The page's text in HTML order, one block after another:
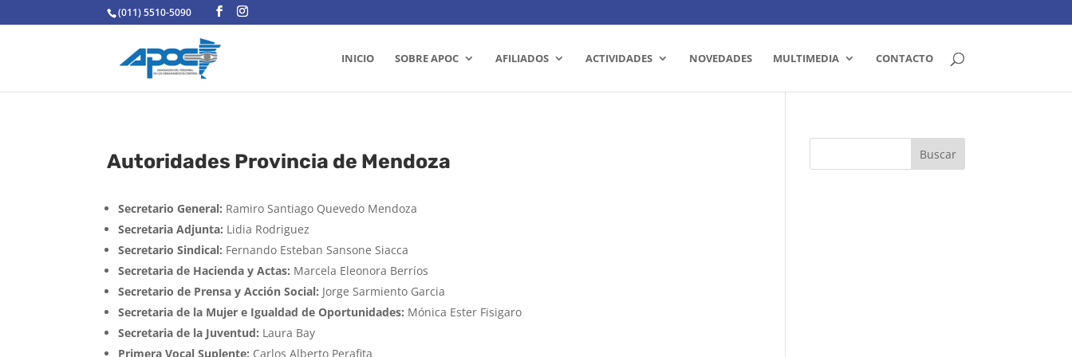
(011) 5510-5090
INICIO SOBRE APOC AFILIADOS ACTIVIDADES NOVEDADES MULTIMEDIA CONTACTO
Autoridades Provincia de Mendoza
Secretario General: Ramiro Santiago Quevedo Mendoza
Secretaria Adjunta: Lidia Rodriguez
Secretario Sindical: Fernando Esteban Sansone Siacca
Secretaria de Hacienda y Actas: Marcela Eleonora Berríos
Secretario de Prensa yAcción Social: Jorge Sarmiento Garcia
Secretaria de la Mujer e Igualdad de Oportunidades: Mónica Ester Fisigaro
Secretaria de la Juventud: Laura Bay
Primera Vocal Suplente: Carlos Alberto Perafita